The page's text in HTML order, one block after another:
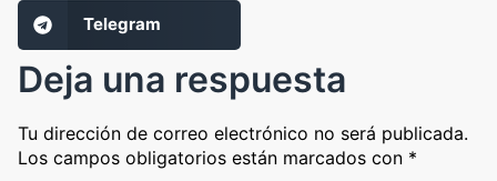
Telegram
Deja una respuesta
Tu dirección de correo electrónico no será publicada.
Los campos obligatorios están marcados con *